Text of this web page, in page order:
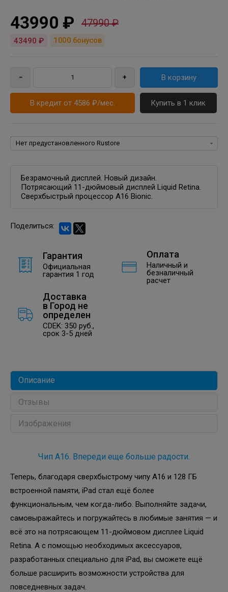
43990 ₽ 47990 ₽
1000 бонусов
43490 ₽
В кредит от 4586 ₽/мес. Купить в 1 клик
Rustore:
Безрамочный дисплей. Новый дизайн.
Потрясающий 11-дюймовый дисплей Liquid Retina.
Сверхбыстрый процессор A16 Bionic.
Поделиться:
Гарантия
Официальная
гарантия 1 год
Оплата
Наличный и
безналичный
расчет
Доставка
в Город не
определен
CDEK: 350 руб.,
срок 3-5 дней
Описание
Отзывы
Изображения
Чип A16. Впереди еще больше радости.
Теперь, благодаря сверхбыстрому чипу A16 и 128 ГБ
встроенной памяти, iPad стал ещё более
функциональным, чем когда-либо. Выполняйте задачи,
самовыражайтесь и погружайтесь в любимые занятия — и
всё это на потрясающем 11-дюймовом дисплее Liquid
Retina. А с помощью необходимых аксессуаров,
разработанных специально для iPad, вы сможете ещё
больше расширить возможности устройства для
повседневных задач.